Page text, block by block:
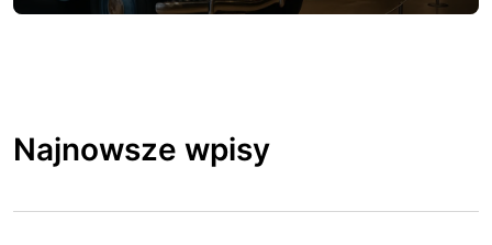
Najnowsze wpisy